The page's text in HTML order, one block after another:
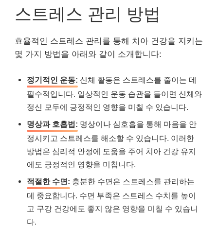
스트레스 관리 방법
효율적인 스트레스 관리를 통해 치아 건강을 지키는
몇 가지 방법을 아래와 같이 소개합니다:
정기적인 운동: 신체 활동은 스트레스를 줄이는 데
필수적입니다. 일상적인 운동 습관을 들이면 신체와
정신 모두에 긍정적인 영향을 미칠 수 있습니다.
명상과 호흡법: 명상이나 심호흡을 통해 마음을 안
정시키고 스트레스를 해소할 수 있습니다. 이러한
방법은 심리적 안정에 도움을 주어 치아 건강 유지
에도 긍정적인 영향을 미칩니다.
적절한 수면: 충분한 수면은 스트레스를 관리하는
데 중요합니다. 수면 부족은 스트레스 수치를 높이
고 구강 건강에도 좋지 않은 영향을 미칠 수 있습니
다.